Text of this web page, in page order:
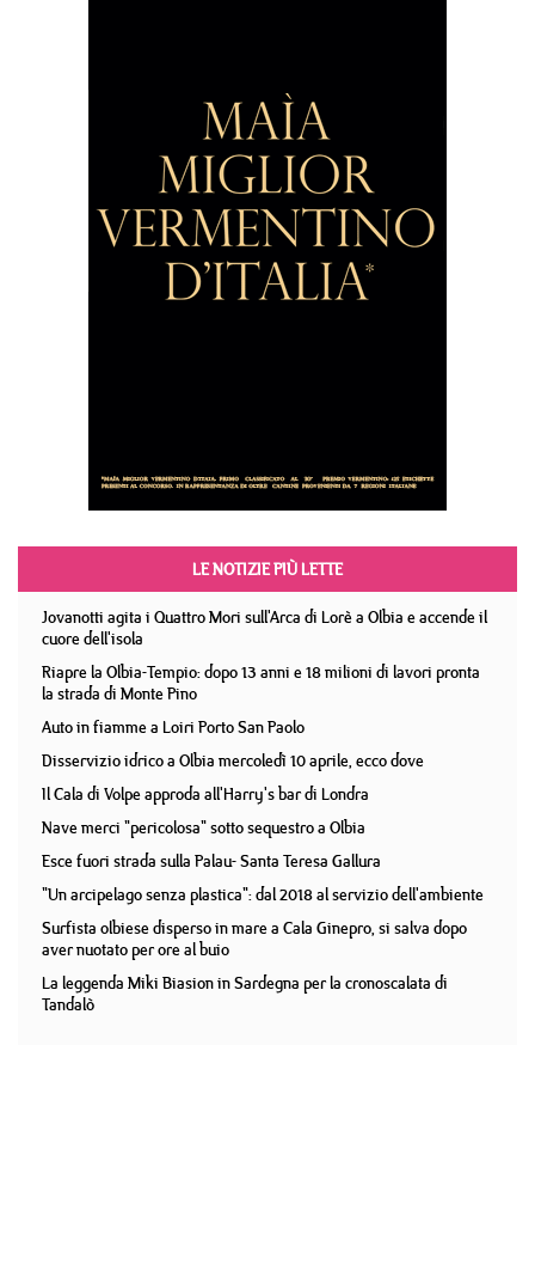
LE NOTIZIE PIÙ LETTE
Jovanotti agita i Quattro Mori sull'Arca di Lorè a Olbia e accende il
cuore dell'isola
Riapre la Olbia-Tempio: dopo 13 anni e 18 milioni di lavori pronta
la strada di Monte Pino
Auto in fiamme a Loiri Porto San Paolo
Disservizio idrico a Olbia mercoledì 10 aprile, ecco dove
Il Cala di Volpe approda all'Harry's bar di Londra
Nave merci "pericolosa" sotto sequestro a Olbia
Esce fuori strada sulla Palau- Santa Teresa Gallura
"Un arcipelago senza plastica": dal 2018 al servizio dell'ambiente
Surfista olbiese disperso in mare a Cala Ginepro, si salva dopo
aver nuotato per ore al buio
La leggenda Miki Biasion in Sardegna per la cronoscalata di
Tandalò